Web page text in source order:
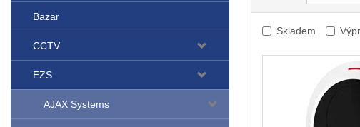
Bazar
CCTV
EZS
AJAX Systems
Skladem